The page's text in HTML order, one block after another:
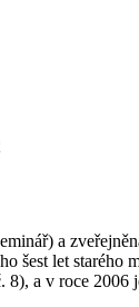
a
šest let starého
a v roce